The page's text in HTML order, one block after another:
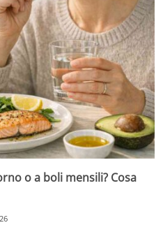
o a boli mensili? Cosa